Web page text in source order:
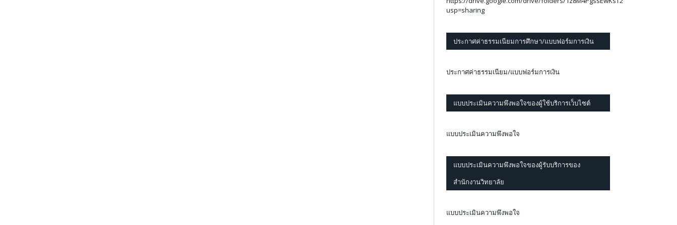
usp=sharing
ประกาศค่าธรรมเนียมการศึกษา/แบบฟอร์มการเงิน
ประกาศค่าธรรมเนียม/แบบฟอร์มการเงิน
แบบประเมินความพึงพอใจของผู้ใช้บริการเว็บไซต์
แบบประเมินความพึงพอใจ
แบบประเมินความพึงพอใจของผู้รับบริการของ
สำนักงานวิทยาลัย
แบบประเมินความพึงพอใจ